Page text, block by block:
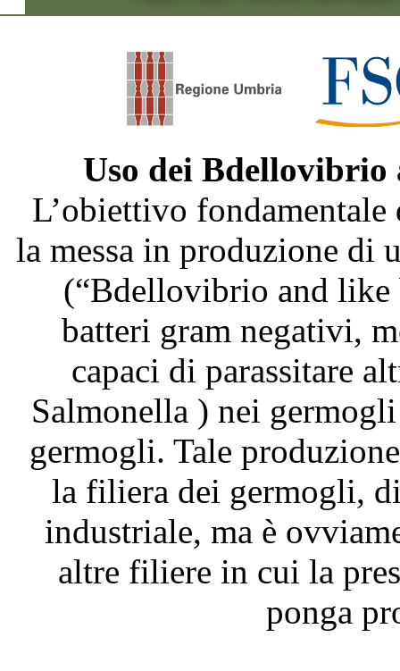
Uso dei
L’obiettivo fondamentale
la messa in produzione di
(“Bdellovibrio and like
batteri gram negativi,
capaci di parassitare
Salmonella ) nei
germogli. Tale
la filiera dei germogli,
industriale, ma è
altre filiere in cui la
ponga